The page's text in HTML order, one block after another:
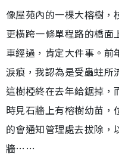
像屋苑內的一棵大榕樹
更橫跨一條單程路的橋面
車經過，肯定大件事。前
淚痕，我認為是受蟲蛀所
這樹椏終在去年給鋸掉，
時見石牆上有榕樹幼苗，
的會通知管理處去拔除，
牆……